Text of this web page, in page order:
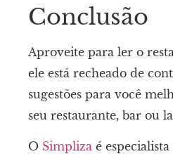
Conclusão
Aproveite para ler o
ele está recheado de
sugestões para você
seu restaurante, bar ou
O Simpliza é